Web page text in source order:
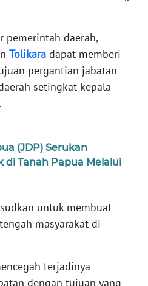
pemerintah daerah,
Tolikara dapat memberi
pergantian jabatan
setingkat kepala
(JDP) Serukan
di Tanah Papua Melalui
untuk membuat
masyarakat di
terjadinya
dengan tujuan yang